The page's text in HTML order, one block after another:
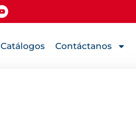
Catálogos Contáctanos